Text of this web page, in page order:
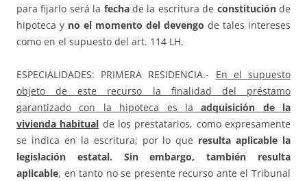
para fijarlo será la fechade la escritura de constituciónde
hipoteca y no el momento del devengo de tales intereses
como en el supuesto del art. 114 LH.
ESPECIALIDADES: PRIMERA RESIDENCIA.- En el supuesto
objeto de este recurso la finalidad del préstamo
garantizado con la hipoteca es laadquisición de la
vivienda habitual de los prestatarios, como expresamente
se indica en la escritura; por lo que resulta aplicable la
legislación estatal. Sin embargo, también resulta
aplicable, en tanto no se presente recurso ante el Tribunal